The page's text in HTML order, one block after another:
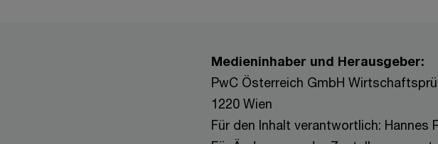
Medieninhaber und Herausgeber:
PwC Österreich GmbH
1220 Wien
Für den Inhalt verantwortlich: Hannes